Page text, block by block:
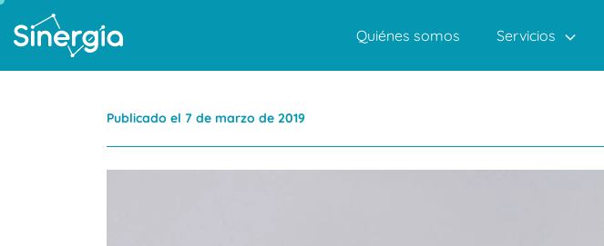
Quiénes somos Servicios
Publicado el 7 de marzo de 2019